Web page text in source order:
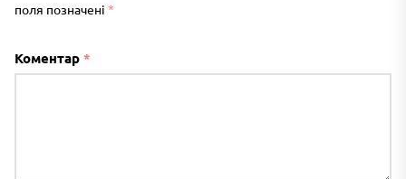
поля позначені *
Коментар *